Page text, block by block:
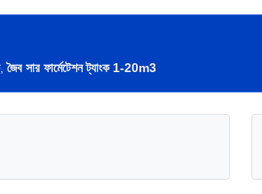
,জৈব সার ফার্মেটেশন ট্যাংক 1-20m3